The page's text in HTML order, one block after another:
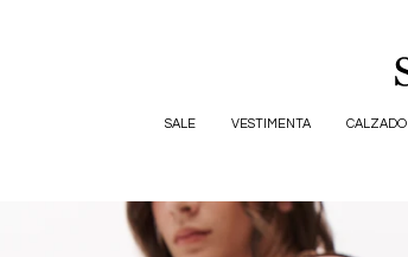
SALE VESTIMENTA CALZADO